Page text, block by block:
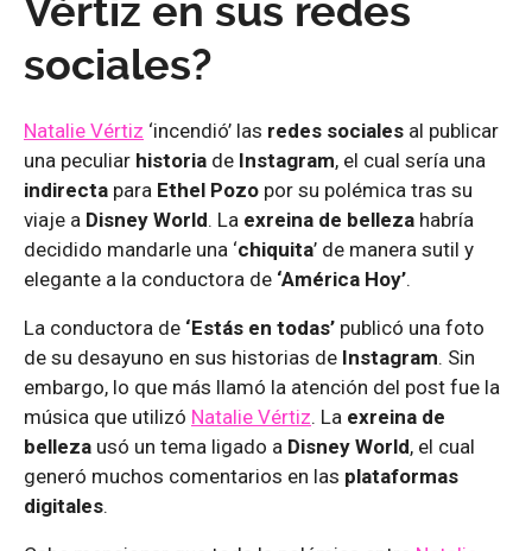
Vértiz en sus redes
sociales?
Natalie Vértiz ‘incendió’ las redes sociales al publicar
una peculiar historia de Instagram, el cual sería una
indirecta para Ethel Pozo por su polémica tras su
viaje a Disney World. La exreina de belleza habría
decidido mandarle una ‘chiquita’ de manera sutil y
elegante a la conductora de ‘América Hoy’.
La conductora de ‘Estás en todas’ publicó una foto
de su desayuno en sus historias de Instagram. Sin
embargo, lo que más llamó la atención del post fue la
música que utilizó Natalie Vértiz. La exreina de
belleza usó un tema ligado a Disney World, el cual
generó muchos comentarios en las plataformas
digitales.